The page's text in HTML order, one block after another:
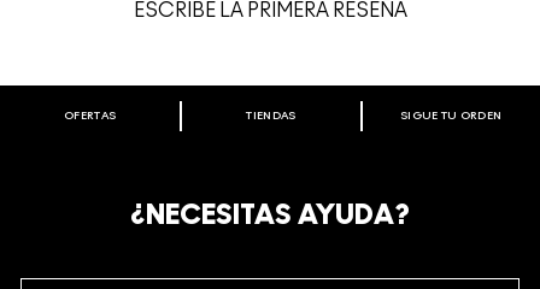
ESCRIBE LA PRIMERA RESEÑA
BIENVENIDO A M·A·C COSMETICS
REGÍSTRATE AHORA PARA RECIBIR INFORMACIÓN
OFERTAS TIENDAS SIGUE TU ORDEN
¿NECESITAS AYUDA?